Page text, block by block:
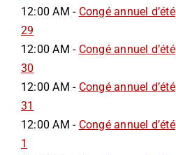
12:00 AM - Congé annuel d’été
29
12:00 AM - Congé annuel d’été
30
12:00 AM - Congé annuel d’été
31
12:00 AM - Congé annuel d’été
1